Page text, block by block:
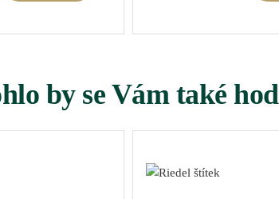
by se Vám také